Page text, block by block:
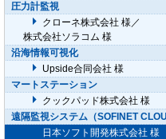
圧力計監視
クローネ株式会社 様／
株式会社ソラコム 様
沿海情報可視化
Upside合同会社 様
マートステーション
クックパッド株式会社 様
遠隔監視システム（SOFINET
日本ソフト開発株式会社 様